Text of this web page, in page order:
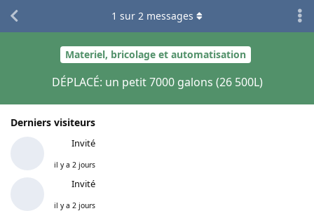
Materiel, bricolage et automatisation
DÉPLACÉ: un petit 7000 galons (26 500L)
Derniers visiteurs
Invité
il y a 2 jours
Invité
il y a 2 jours
1 sur 2 messages